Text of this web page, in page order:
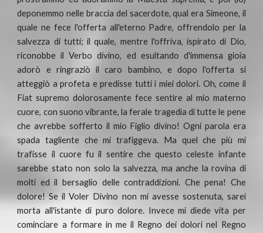
deponemmo nelle braccia del sacerdote, qual era Simeone, il
quale ne fece l'offerta all'eterno Padre, offrendolo per la
salvezza di tutti; il quale, mentre l'offriva, ispirato di Dio,
riconobbe il Verbo divino, ed esultando d'immensa gioia
adorò e ringraziò il caro bambino, e dopo l'offerta si
atteggiò a profeta e predisse tutti i miei dolori. Oh, come il
Fiat supremo dolorosamente fece sentire al mio materno
cuore, con suono vibrante, la ferale tragedia di tutte le pene
che avrebbe sofferto il mio Figlio divino! Ogni parola era
spada tagliente che mi trafiggeva. Ma quel che più mi
trafisse il cuore fu il sentire che questo celeste infante
sarebbe stato non solo la salvezza, ma anche la rovina di
molti ed il bersaglio delle contraddizioni. Che pena! Che
dolore! Se il Voler Divino non mi avesse sostenuta, sarei
morta all'istante di puro dolore. Invece mi diede vita per
cominciare a formare in me il Regno dei dolori nel Regno